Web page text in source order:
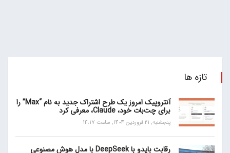
تازه ها
آنتروپیک امروز یک طرح اشتراک جدید به نام “Max” را
برای چت‌بات خود، Claude، معرفی کرد
پنجشنبه, 21 فروردین 1404, ساعت 14:17
رقابت بایدو با DeepSeek با مدل هوش مصنوعی